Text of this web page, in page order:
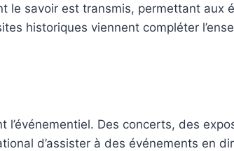
savoir est transmis, permettant aux
historiques viennent compléter
Des concerts, des
d’assister à des événements en